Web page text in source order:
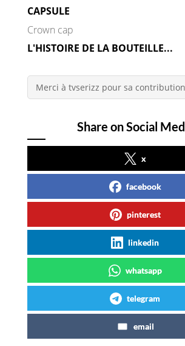
CAPSULE
Crown cap
L'HISTOIRE DE LA BOUTEILLE...
Merci à tvserizz pour sa
Share on Social
x
facebook
pinterest
linkedin
whatsapp
telegram
email